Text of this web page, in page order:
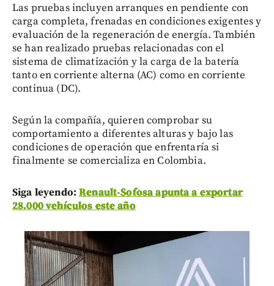
Las pruebas incluyen arranques en pendiente con
carga completa, frenadas en condiciones exigentes y
evaluación de la regeneración de energía. También
se han realizado pruebas relacionadas con el
sistema de climatización y la carga de la batería
tanto en corriente alterna (AC) como en corriente
continua (DC).
Según la compañía, quieren comprobar su
comportamiento a diferentes alturas y bajo las
condiciones de operación que enfrentaría si
finalmente se comercializa en Colombia.
Siga leyendo:Renault-Sofosa apunta a exportar
28.000 vehículos este año